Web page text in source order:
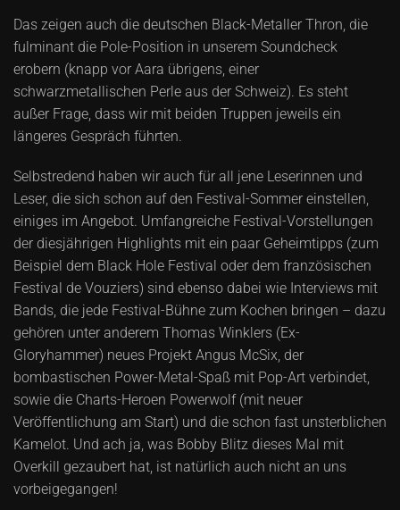
Das zeigen auch die deutschen Black-Metaller Thron, die
fulminant die Pole-Position in unserem Soundcheck
erobern (knapp vor Aara übrigens, einer
schwarzmetallischen Perle aus der Schweiz). Es steht
außer Frage, dass wir mit beiden Truppen jeweils ein
längeres Gespräch führten.
Selbstredend haben wir auch für all jene Leserinnen und
Leser, die sich schon auf den Festival-Sommer einstellen,
einiges im Angebot. Umfangreiche Festival-Vorstellungen
der diesjährigen Highlights mit ein paar Geheimtipps (zum
Beispiel dem Black Hole Festival oder dem französischen
Festival de Vouziers) sind ebenso dabei wie Interviews mit
Bands, die jede Festival-Bühne zum Kochen bringen – dazu
gehören unter anderem Thomas Winklers (Ex-
Gloryhammer) neues Projekt Angus McSix, der
bombastischen Power-Metal-Spaß mit Pop-Art verbindet,
sowie die Charts-Heroen Powerwolf (mit neuer
Veröffentlichung am Start) und die schon fast unsterblichen
Kamelot. Und ach ja, was Bobby Blitz dieses Mal mit
Overkill gezaubert hat, ist natürlich auch nicht an uns
vorbeigegangen!